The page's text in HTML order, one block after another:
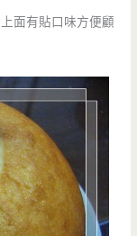
面有貼口味方便顧